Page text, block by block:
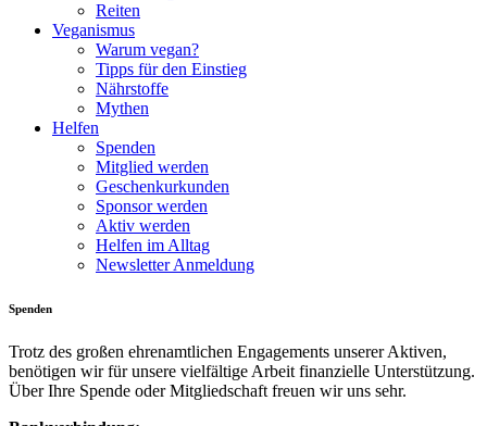
Reiten
Veganismus
Warum vegan?
Tipps für den Einstieg
Nährstoffe
Mythen
Helfen
Spenden
Mitglied werden
Geschenkurkunden
Sponsor werden
Aktiv werden
Helfen im Alltag
Newsletter Anmeldung
Spenden
Trotz des großen ehrenamtlichen Engagements unserer Aktiven,
benötigen wir für unsere vielfältige Arbeit finanzielle Unterstützung.
Über Ihre Spende oder Mitgliedschaft freuen wir uns sehr.